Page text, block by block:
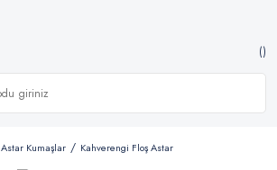
Astar Kumaşlar Kahverengi Floş Astar